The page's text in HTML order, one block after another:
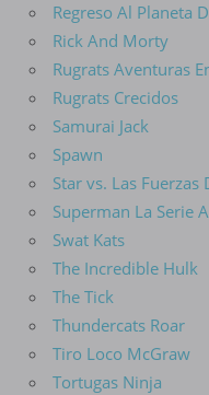
Regreso Al Planeta
Rick And Morty
Rugrats Aventuras
Rugrats Crecidos
Samurai Jack
Spawn
Star vs. Las Fuerzas
Superman La Serie
Swat Kats
The Incredible Hulk
The Tick
Thundercats Roar
Tiro Loco McGraw
Tortugas Ninja